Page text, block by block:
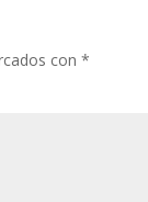
con*